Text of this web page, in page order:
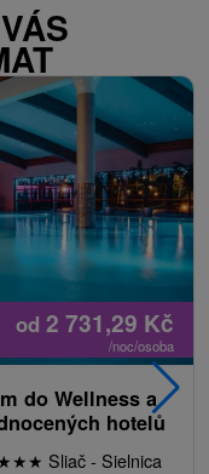
od 2 731,29 Kč
/noc/osoba
do Wellness a
hotelů
★★ Sliač - Sielnica